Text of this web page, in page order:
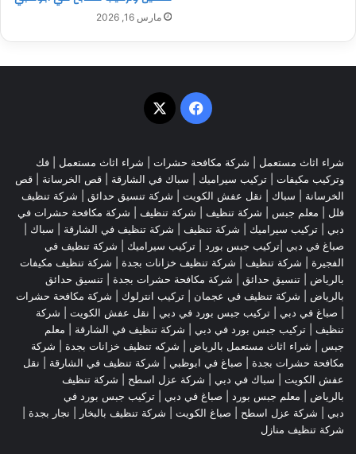
مارس 16, 2026
فيسبوك
‫X
شراء اثاث مستعمل شركة مكافحة حشرات شراء اثاث مستعمل
فك
وتركيب مكيفات | تركيب سيراميك | سباك في الشارقة قص الخرسانة | قص
الخرسانة | سباك نقل عفش الكويت شركة تنسيق حدائق
شركة تنظيف
فلل
معلم جبس شركة تنظيف شركة تنظيف
شركة مكافحة حشرات في
دبي
تركيب سيراميك شركة تنظيف شركة تنظيف في الشارقة | سباك |
صباغ في دبي |تركيب جبس بورد | تركيب سيراميك
شركة تنظيف في
الفجيرة
شركة تنظيف شركة تنظيف خزانات بجدة
شركة تنظيف مكيفات
بالرياض
تنسيق حدائق شركة مكافحة حشرات بجدة
تنسيق حدائق
بالرياض
شركة تنظيف في عجمان | تركيب انترلوك | شركة مكافحة حشرات
صباغ في دبي تركيب جبس بورد في دبي نقل عفش الكويت
شركة
تنظيف
تركيب جبس بورد في دبي شركة تنظيف في الشارقة
معلم
جبس
شراء اثاث مستعمل بالرياض شركه تنظيف خزانات بجدة
شركة
مكافحة حشرات بجدة
صباغ في ابوظبي شركة تنظيف في الشارقة
نقل
عفش الكويت | سباك في دبي | شركة عزل اسطح
شركة تنظيف
بالرياض
معلم جبس بورد صباغ في دبي
تركيب جبس بورد في
دبي
شركة عزل اسطح صباغ الكويت شركة تنظيف بالبخار نجار بجدة
شركة تنظيف منازل